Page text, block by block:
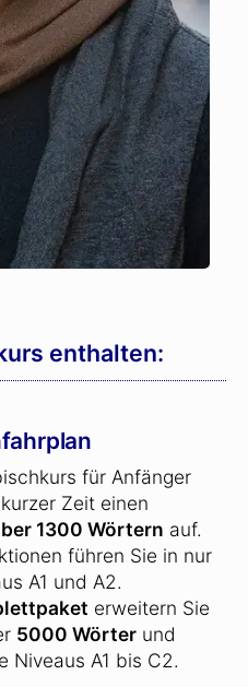
enthalten:
für Anfänger
Zeit einen
1300 Wörtern auf.
führen Sie in nur
A1 und A2.
erweitern Sie
5000 Wörter und
Niveaus A1 bis C2.